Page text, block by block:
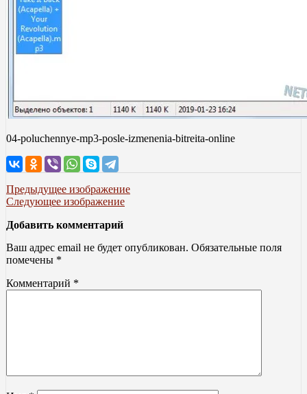
04-poluchennye-mp3-posle-izmenenia-bitreita-online
Предыдущее изображение
Следующее изображение
Добавить комментарий
Ваш адрес email не будет опубликован. Обязательные поля
помечены *
Комментарий *